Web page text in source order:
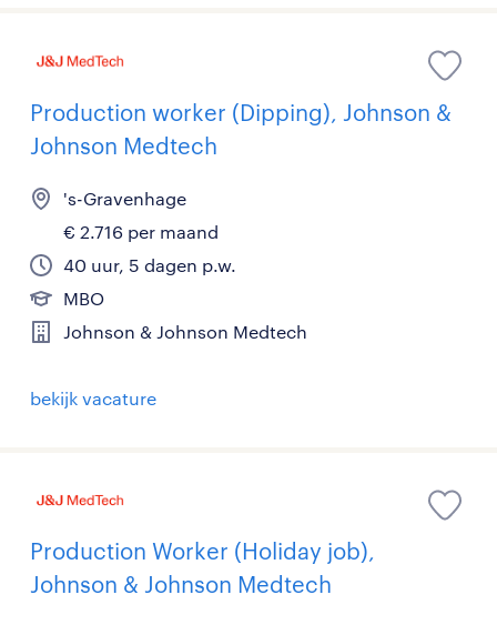
Production worker (Dipping), Johnson &
Johnson Medtech
's-Gravenhage
€ 2.716 per maand
40 uur, 5 dagen p.w.
MBO
Johnson & Johnson Medtech
bekijk vacature
Production Worker (Holiday job),
Johnson & Johnson Medtech